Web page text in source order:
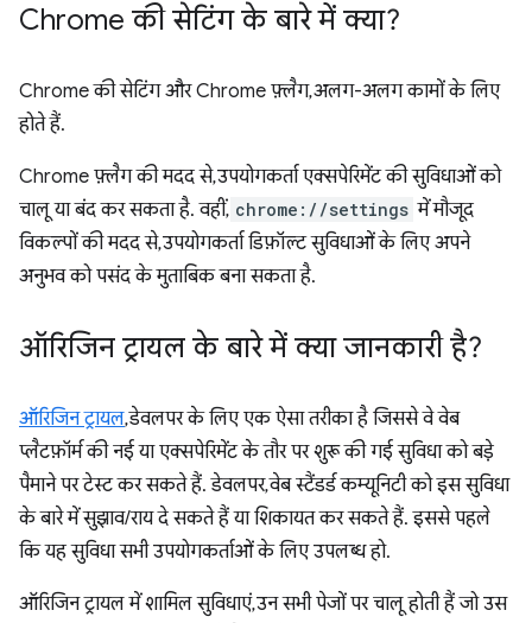
Chrome की सेटिंग के बारे में क्या?
Chrome की सेटिंग और Chrome फ़्लैग, अलग-अलग कामों के लिए
होते हैं.
Chrome फ़्लैग की मदद से, उपयोगकर्ता एक्सपेरिमेंट की सुविधाओं को
चालू या बंद कर सकता है. वहीं, chrome://settings में मौजूद
विकल्पों की मदद से, उपयोगकर्ता डिफ़ॉल्ट सुविधाओं के लिए अपने
अनुभव को पसंद के मुताबिक बना सकता है.
ऑरिजिन ट्रायल के बारे में क्या जानकारी है?
ऑरिजिन ट्रायल, डेवलपर के लिए एक ऐसा तरीका है जिससे वे वेब
प्लैटफ़ॉर्म की नई या एक्सपेरिमेंट के तौर पर शुरू की गई सुविधा को बड़े
पैमाने पर टेस्ट कर सकते हैं. डेवलपर, वेब स्टैंडर्ड कम्यूनिटी को इस सुविधा
के बारे में सुझाव/राय दे सकते हैं या शिकायत कर सकते हैं. इससे पहले
कि यह सुविधा सभी उपयोगकर्ताओं के लिए उपलब्ध हो.
ऑरिजिन ट्रायल में शामिल सुविधाएं, उन सभी पेजों पर चालू होती हैं जो उस